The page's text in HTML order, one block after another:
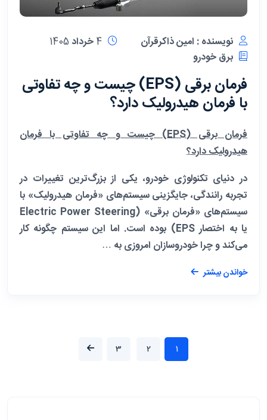
نویسنده : امین ذاکرقرآن
4 خرداد 1405
برق خودرو
فرمان برقی (EPS) چیست و چه تفاوتی
با فرمان هیدرولیک دارد؟
فرمان برقی (EPS) چیست و چه تفاوتی با فرمان
هیدرولیک دارد؟
در دنیای تکنولوژی خودرو، یکی از بزرگ‌ترین تغییرات در
تجربه رانندگی، جایگزینی سیستم‌های «فرمان هیدرولیک» با
سیستم‌های «فرمان برقی» (Electric Power Steering
یا به اختصار EPS) بوده است. اما این سیستم چگونه کار
می‌کند و چرا خودروسازان امروزی به …
خواندن بیشتر
1
2
3